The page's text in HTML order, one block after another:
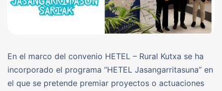
En el marco del convenio HETEL – Rural Kutxa se ha
incorporado el programa “HETEL Jasangarritasuna” en
el que se pretende premiar proyectos o actuaciones